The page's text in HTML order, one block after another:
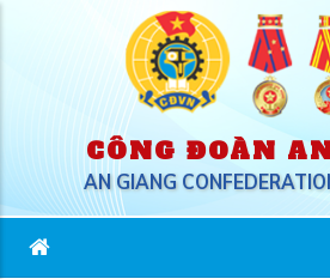
CÔNG ĐOÀN
AN GIANG